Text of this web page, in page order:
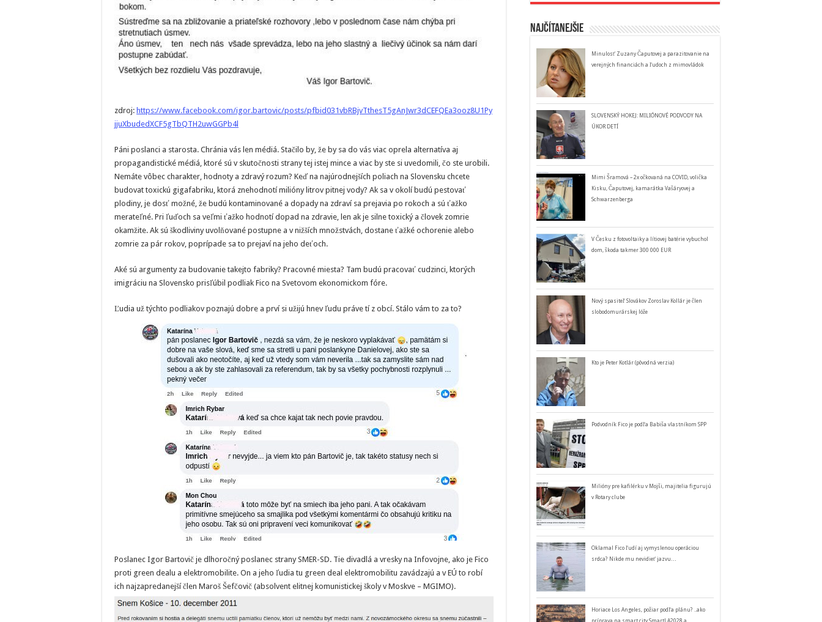
zdroj: https://www.facebook.com/igor.bartovic/posts/pfbid031vbRBjvTthesT5gAnJwr3dCEFQEa3ooz8U1Py
jjuXbudedXCF5gTbQTH2uwGGPb4l
Páni poslanci a starosta. Chránia vás len médiá. Stačilo by, že by sa do vás viac oprela alternatíva aj
propagandistické médiá, ktoré sú v skutočnosti strany tej istej mince a viac by ste si uvedomili, čo ste urobili.
Nemáte vôbec charakter, hodnoty a zdravý rozum? Keď na najúrodnejších poliach na Slovensku chcete
budovat toxickú gigafabriku, ktorá znehodnotí milióny litrov pitnej vody? Ak sa v okolí budú pestovať
plodiny, je dosť možné, že budú kontaminované a dopady na zdraví sa prejavia po rokoch a sú ťažko
merateľné. Pri ľuďoch sa veľmi ťažko hodnotí dopad na zdravie, len ak je silne toxický a človek zomrie
okamžite. Ak sú škodliviny uvolňované postupne a v nižších množstvách, dostane ťažké ochorenie alebo
zomrie za pár rokov, poprípade sa to prejaví na jeho deťoch.
Aké sú argumenty za budovanie takejto fabriky? Pracovné miesta? Tam budú pracovať cudzinci, ktorých
imigráciu na Slovensko prisľúbil podliak Fico na Svetovom ekonomickom fóre.
Ľudia už týchto podliakov poznajú dobre a prví si užijú hnev ľudu práve tí z obcí. Stálo vám to za to?
Poslanec Igor Bartovič je dlhoročný poslanec strany SMER-SD. Tie divadlá a vresky na Infovojne, ako je Fico
proti green dealu a elektromobilite. On a jeho ľudia tu green deal elektromobilitu zavádzajú a v EÚ to robí
ich najzapredanejší člen Maroš Šefčovič (absolvent elitnej komunistickej školy v Moskve – MGIMO).
Najčítanejšie
Minulosť Zuzany Čaputovej a parazitovanie na
verejných financiách a ľudoch z mimovládok
SLOVENSKÝ HOKEJ: MILIÓNOVÉ PODVODY NA
ÚKOR DETÍ
Mimi Šramová – 2x očkovaná na COVID, volička
Kisku, Čaputovej, kamarátka Vašáryovej a
Schwarzenberga
V Česku z fotovoltaiky a lítiovej batérie vybuchol
dom, škoda takmer 300 000 EUR
Nový spasiteľ Slovákov Zoroslav Kollár je člen
slobodomurárskej lóže
Kto je Peter Kotlár (pôvodná verzia)
Podvodník Fico je podľa Babiša vlastníkom SPP
Milióny pre kafilérku v Mojši, majitelia figurujú
v Rotary clube
Oklamal Fico ľudí aj vymyslenou operáciou
srdca? Nikde mu nevidieť jazvu…
Horiace Los Angeles, požiar podľa plánu? ..ako